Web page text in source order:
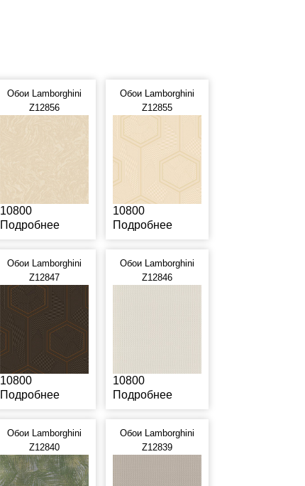
Обои Lamborghini
Z12856
10800
Подробнее
Обои Lamborghini
Z12855
10800
Подробнее
Обои Lamborghini
Z12847
10800
Подробнее
Обои Lamborghini
Z12846
10800
Подробнее
Обои Lamborghini
Z12840
Обои Lamborghini
Z12839